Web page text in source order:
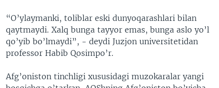
“O’ylaymanki, toliblar eski dunyoqarashlari bilan
qaytmaydi. Xalq bunga tayyor emas, bunga aslo yo’l
qo’yib bo’lmaydi”, - deydi Juzjon universitetidan
professor Habib Qosimpo’r.
Afg’oniston tinchligi xususidagi muzokaralar yangi